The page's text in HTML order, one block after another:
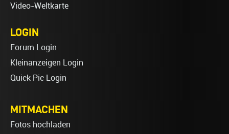
Video-Weltkarte
LOGIN
Forum Login
Kleinanzeigen Login
Quick Pic Login
MITMACHEN
Fotos hochladen